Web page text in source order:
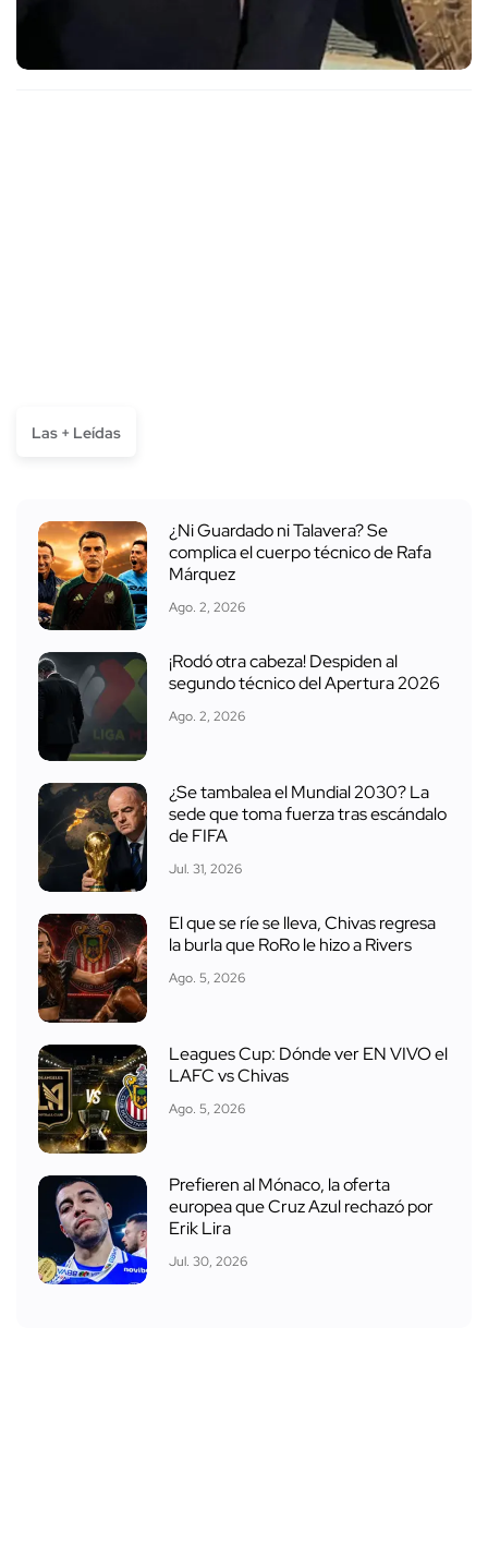
Las + Leídas
¿Ni Guardado ni Talavera? Se
complica el cuerpo técnico de Rafa
Márquez
Ago. 2, 2026
¡Rodó otra cabeza! Despiden al
segundo técnico del Apertura 2026
Ago. 2, 2026
¿Se tambalea el Mundial 2030? La
sede que toma fuerza tras escándalo
de FIFA
Jul. 31, 2026
El que se ríe se lleva, Chivas regresa
la burla que RoRo le hizo a Rivers
Ago. 5, 2026
Leagues Cup: Dónde ver EN VIVO el
LAFC vs Chivas
Ago. 5, 2026
Prefieren al Mónaco, la oferta
europea que Cruz Azul rechazó por
Erik Lira
Jul. 30, 2026